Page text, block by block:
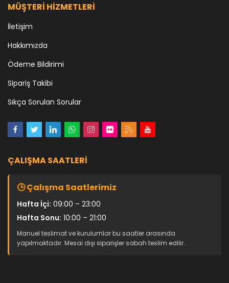
MÜŞTERİ HİZMETLERİ
İletişim
Hakkımızda
Ödeme Bildirimi
Sipariş Takibi
Sıkça Sorulan Sorular
ÇALIŞMA SAATLERI
🕒 Çalışma Saatlerimiz
Hafta İçi: 09:00 – 23:00
Hafta Sonu: 10:00 – 21:00
Manuel teslimat ve kurulumlar bu saatler arasında
yapılmaktadır. Mesai dışı siparişler sabah teslim edilir.